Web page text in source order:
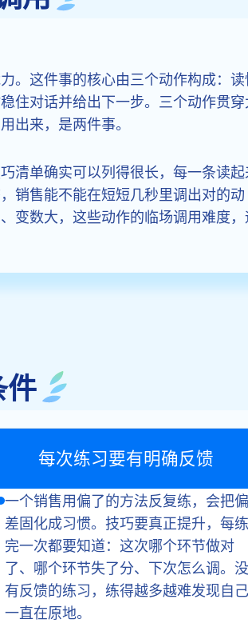
。这件事的核心由三个动作构成：
住对话并给出下一步。三个动作贯穿
出来，是两件事。
清单确实可以列得很长，每一条读起
销售能不能在短短几秒里调出对的动
变数大，这些动作的临场调用难度，
每次练习要有明确反馈
一个销售用偏了的方法反复练，会把偏
差固化成习惯。技巧要真正提升，每练
完一次都要知道：这次哪个环节做对
了、哪个环节失了分、下次怎么调。没
有反馈的练习，练得越多越难发现自己
一直在原地。